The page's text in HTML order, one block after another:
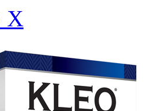
X